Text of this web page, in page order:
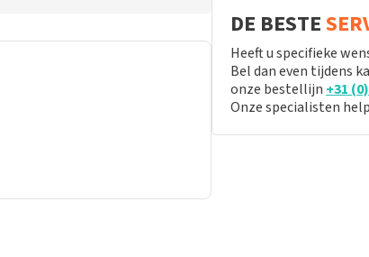
DE BESTE
Heeft u specifieke
Bel dan even tijdens
onze bestellijn +31
Onze specialisten